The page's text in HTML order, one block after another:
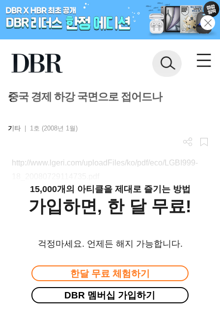
중국 경제 하강 국면으로 접어드나
기타 1호 (2008년 1월)
http://www.lgeri.com/uploadFiles/ko/pdf/eco/LGBI999-
15,000개의 아티클을 제대로 즐기는 방법
가입하면, 한 달 무료!
걱정마세요. 언제든 해지 가능합니다.
한달 무료 체험하기
DBR 멤버십 가입하기